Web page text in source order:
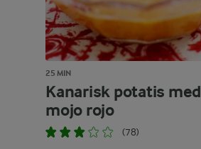
25 MIN
Kanarisk potatis med
mojo rojo
(78)